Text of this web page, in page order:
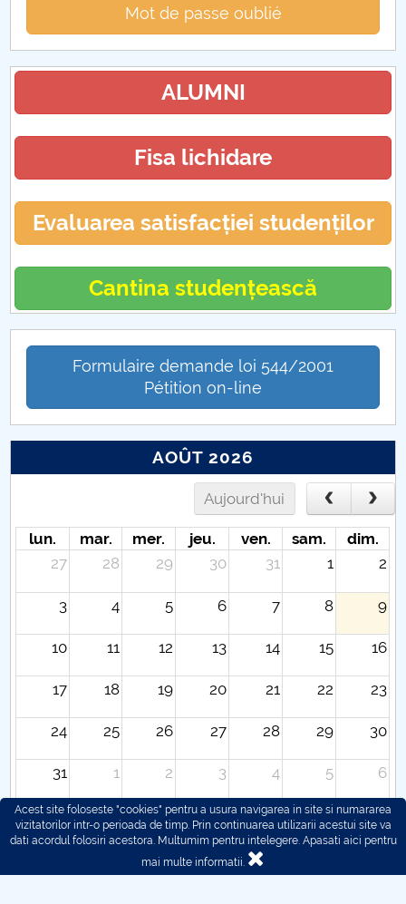
Mot de passe oublié
ALUMNI
Fisa lichidare
Evaluarea satisfacției studenților
Cantina studențească
Formulaire demande loi 544/2001
Pétition on-line
AOÛT 2026
Aujourd'hui
lun. mar. mer. jeu. ven. sam.
dim.
27
28 29 30 31 1 2
3 4 5 6 7 8 9
10 11 12 13 14 15 16
17 18 19 20 21 22 23
24 25 26 27 28 29 30
31 1 2 3 4 5 6
Acest site foloseste "cookies" pentru a usura navigarea in site si numararea
vizitatorilor intr-o perioada de timp. Prin continuarea utilizarii acestui site va
dati acordul folosiri acestora. Multumim pentru intelegere. Apasati aici pentru
mai multe informatii.